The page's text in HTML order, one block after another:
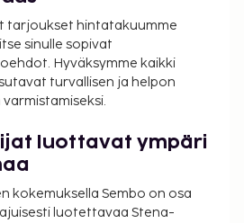
lentokenttä on Faro
lentokenttä).
pesulapalvelut, ympäri
vastaanotto ja
Palveluihin kuuluu
muun muassa
ja kasvohoidot.
ulkotenniskenttää,
allas. Tämän hotellin
tarjoukset hintatakuumme
sinulle sopivat
Hyväksymme kaikki
turvallisen ja helpon
luottavat ympäri
kokemuksella Sembo on osa
luotettavaa Stena-